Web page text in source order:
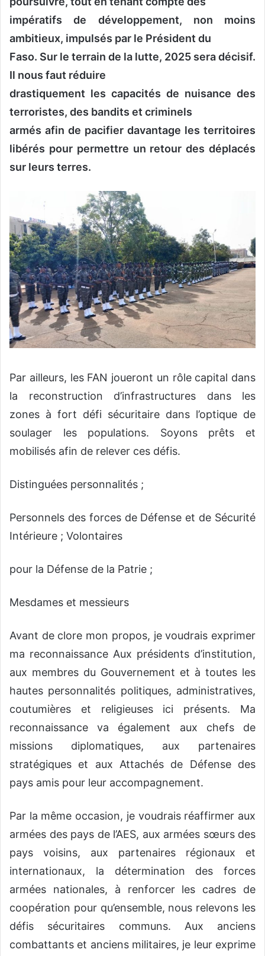
impératifs de développement, non moins
ambitieux, impulsés par le Président du
Faso. Sur le terrain de la lutte, 2025 sera décisif.
Il nous faut réduire
drastiquement les capacités de nuisance des
terroristes, des bandits et criminels
armés afin de pacifier davantage les territoires
libérés pour permettre un retour des déplacés
sur leurs terres.
Par ailleurs, les FAN joueront un rôle capital dans
la reconstruction d’infrastructures dans les
zones à fort défi sécuritaire dans l’optique de
soulager les populations. Soyons prêts et
mobilisés afin de relever ces défis.
Distinguées personnalités ;
Personnels des forces de Défense et de Sécurité
Intérieure ; Volontaires
pour la Défense de la Patrie ;
Mesdames et messieurs
Avant de clore mon propos, je voudrais exprimer
ma reconnaissance Aux présidents d’institution,
aux membres du Gouvernement et à toutes les
hautes personnalités politiques, administratives,
coutumières et religieuses ici présents. Ma
reconnaissance va également aux chefs de
missions diplomatiques, aux partenaires
stratégiques et aux Attachés de Défense des
pays amis pour leur accompagnement.
Par la même occasion, je voudrais réaffirmer aux
armées des pays de l’AES, aux armées sœurs des
pays voisins, aux partenaires régionaux et
internationaux, la détermination des forces
armées nationales, à renforcer les cadres de
coopération pour qu’ensemble, nous relevons les
défis sécuritaires communs. Aux anciens
combattants et anciens militaires, je leur exprime